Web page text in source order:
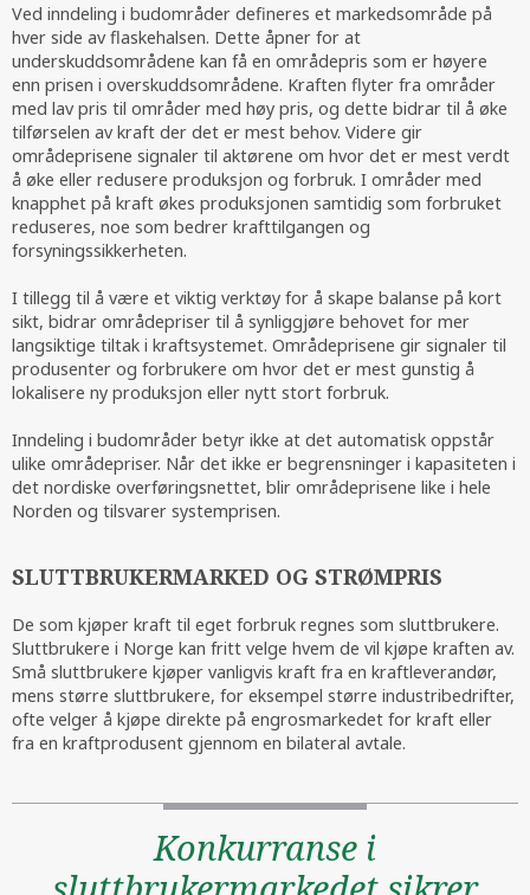
Ved inndeling i budområder defineres et markedsområde på
hver side av flaskehalsen. Dette åpner for at
underskuddsområdene kan få en områdepris som er høyere
enn prisen i overskuddsområdene. Kraften flyter fra områder
med lav pris til områder med høy pris, og dette bidrar til å øke
tilførselen av kraft der det er mest behov. Videre gir
områdeprisene signaler til aktørene om hvor det er mest verdt
å øke eller redusere produksjon og forbruk. I områder med
knapphet på kraft økes produksjonen samtidig som forbruket
reduseres, noe som bedrer krafttilgangen og
forsyningssikkerheten.
I tillegg til å være et viktig verktøy for å skape balanse på kort
sikt, bidrar områdepriser til å synliggjøre behovet for mer
langsiktige tiltak i kraftsystemet. Områdeprisene gir signaler til
produsenter og forbrukere om hvor det er mest gunstig å
lokalisere ny produksjon eller nytt stort forbruk.
Inndeling i budområder betyr ikke at det automatisk oppstår
ulike områdepriser. Når det ikke er begrensninger i kapasiteten i
det nordiske overføringsnettet, blir områdeprisene like i hele
Norden og tilsvarer systemprisen.
SLUTTBRUKERMARKED OG STRØMPRIS
De som kjøper kraft til eget forbruk regnes som sluttbrukere.
Sluttbrukere i Norge kan fritt velge hvem de vil kjøpe kraften av.
Små sluttbrukere kjøper vanligvis kraft fra en kraftleverandør,
mens større sluttbrukere, for eksempel større industribedrifter,
ofte velger å kjøpe direkte på engrosmarkedet for kraft eller
fra en kraftprodusent gjennom en bilateral avtale.
Konkurranse i